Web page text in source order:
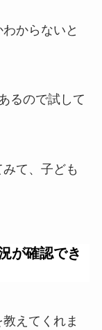
からないと
るので試して
て、子ども
が確認でき
えてくれま